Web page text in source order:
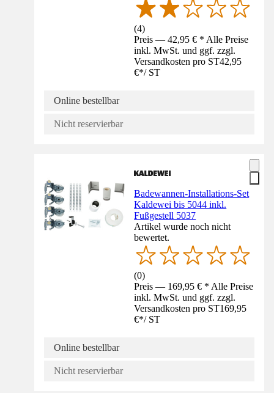
(4)
Preis — 42,95 € * Alle Preise
inkl. MwSt. und ggf. zzgl.
Versandkosten pro ST42,95
€*/ ST
Online bestellbar
Nicht reservierbar
Badewannen-Installations-Set
Kaldewei bis 5044 inkl.
Fußgestell 5037
Artikel wurde noch nicht
bewertet.
(0)
Preis — 169,95 € * Alle Preise
inkl. MwSt. und ggf. zzgl.
Versandkosten pro ST169,95
€*/ ST
Online bestellbar
Nicht reservierbar